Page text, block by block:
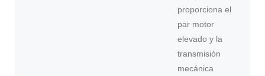
proporciona el
par motor
elevado y la
transmisión
mecánica